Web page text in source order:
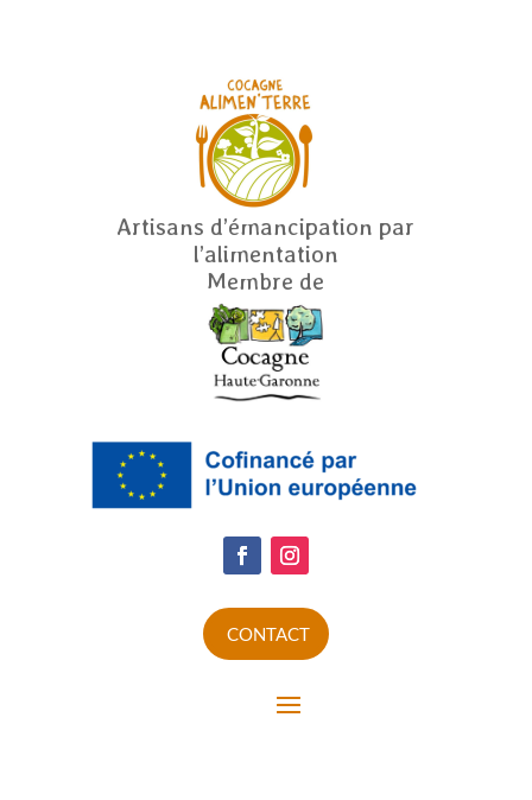
Artisans d’émancipation par
l’alimentation
Membre de
CONTACT